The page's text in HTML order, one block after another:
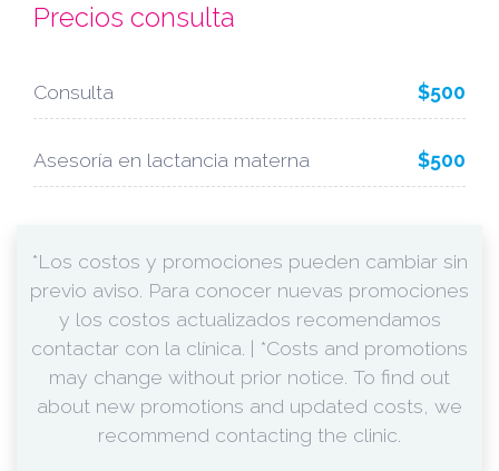
Precios consulta
Consulta $500
Asesoría en lactancia materna $500
*Los costos y promociones pueden cambiar sin
previo aviso. Para conocer nuevas promociones
y los costos actualizados recomendamos
contactar con la clínica. | *Costs and promotions
may change without prior notice. To find out
about new promotions and updated costs, we
recommend contacting the clinic.